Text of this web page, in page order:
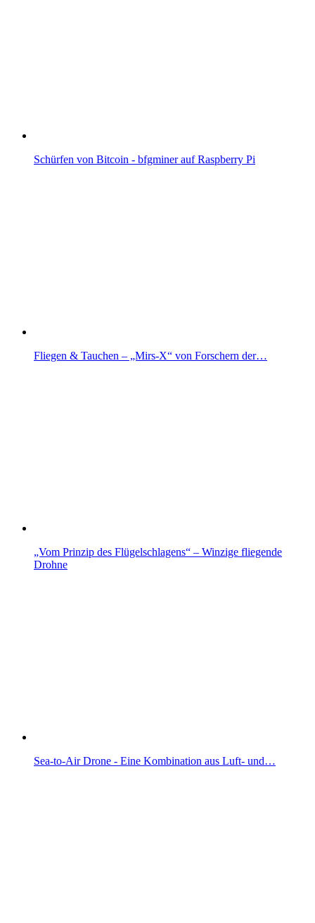
Schürfen von Bitcoin - bfgminer auf Raspberry Pi
Fliegen & Tauchen – „Mirs-X“ von Forschern der…
„Vom Prinzip des Flügelschlagens“ – Winzige fliegende
Drohne
Sea-to-Air Drone - Eine Kombination aus Luft- und…